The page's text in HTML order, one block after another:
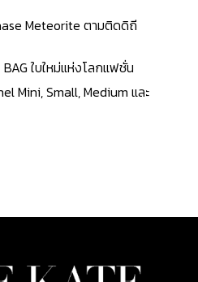
ามที่เขาเป็นดาราทำให้เพื่อน
ริการร้านเสริมสวยอยู่เป็น
MCM ไว้มอบให้สำหรับ
ริมสวย ซึ่งในปีเดียวกันนั้นเอง
ยทำภาพยนต์ที่อิตาลี เขา
พื่อออกแบบและสร้าง
Meteorite ตามติดดิถี
ใบใหม่แห่งโลกแฟชั่น
Mini, Small, Medium และ